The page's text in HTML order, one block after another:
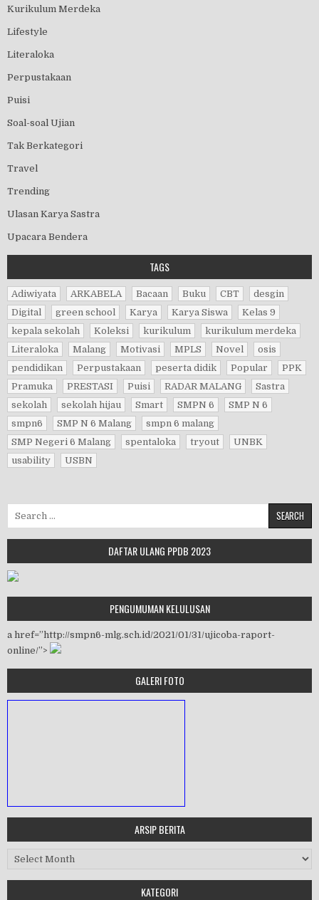
Kurikulum Merdeka
Lifestyle
Literaloka
Perpustakaan
Puisi
Soal-soal Ujian
Tak Berkategori
Travel
Trending
Ulasan Karya Sastra
Upacara Bendera
TAGS
Adiwiyata ARKABELA Bacaan Buku CBT
desgin
Digital
green school Karya Karya Siswa
Kelas 9
kepala sekolah
Koleksi kurikulum
kurikulum merdeka
Literaloka
Malang Motivasi MPLS Novel
osis
pendidikan
Perpustakaan peserta didik Popular
PPK
Pramuka
PRESTASI Puisi RADAR MALANG
Sastra
sekolah
sekolah hijau Smart SMPN 6
SMP N 6
smpn6
SMP N 6 Malang
smpn 6 malang
SMP Negeri 6 Malang
spentaloka tryout
UNBK
usability
USBN
DAFTAR ULANG PPDB 2023
PENGUMUMAN KELULUSAN
a href=”http://smpn6-mlg.sch.id/2021/01/31/ujicoba-raport-
online/”>
GALERI FOTO
Workshop Perangkat 2019
ARSIP BERITA
Arsip Berita
KATEGORI